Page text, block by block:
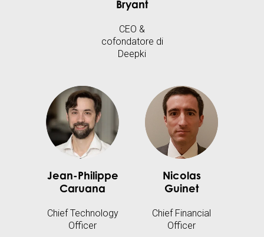
Bryant
CEO &
cofondatore di
Deepki
Jean-Philippe
Caruana
Chief Technology
Officer
Nicolas
Guinet
Chief Financial
Officer